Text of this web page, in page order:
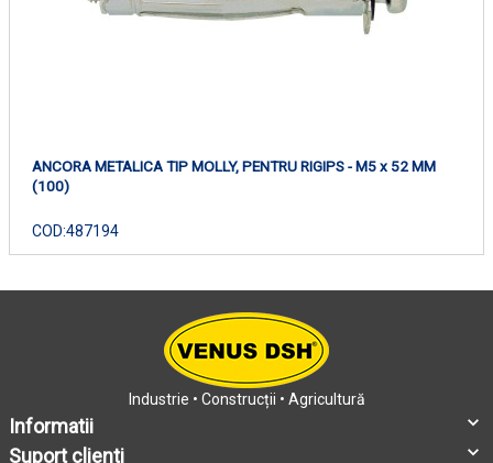
ANCORA METALICA TIP MOLLY, PENTRU RIGIPS - M5 x 52 MM
(100)
COD:487194
Industrie • Construcții • Agricultură
Informatii
Suport clienti